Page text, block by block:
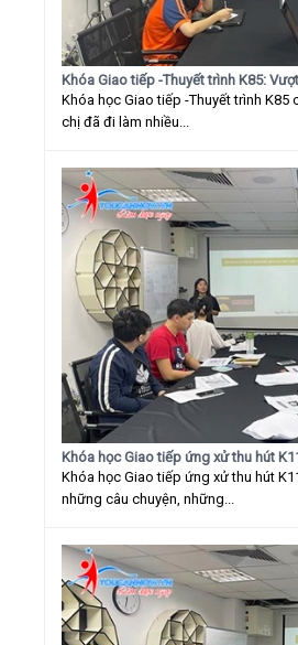
Khóa Giao tiếp -Thuyết trình K85:
Khóa học Giao tiếp -Thuyết trình
chị đã đi làm nhiều...
Khóa học Giao tiếp ứng xử thu hút
Khóa học Giao tiếp ứng xử thu hút
những câu chuyện, những...